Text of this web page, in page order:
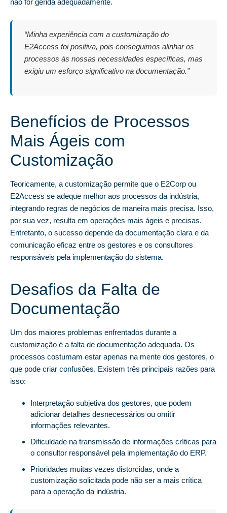
não for gerida adequadamente.
“Minha experiência com a customização do
E2Access foi positiva, pois conseguimos alinhar os
processos às nossas necessidades específicas, mas
exigiu um esforço significativo na documentação.”
Benefícios de Processos
Mais Ágeis com
Customização
Teoricamente, a customização permite que o E2Corp ou
E2Access se adeque melhor aos processos da indústria,
integrando regras de negócios de maneira mais precisa. Isso,
por sua vez, resulta em operações mais ágeis e precisas.
Entretanto, o sucesso depende da documentação clara e da
comunicação eficaz entre os gestores e os consultores
responsáveis pela implementação do sistema.
Desafios da Falta de
Documentação
Um dos maiores problemas enfrentados durante a
customização é a falta de documentação adequada. Os
processos costumam estar apenas na mente dos gestores, o
que pode criar confusões. Existem três principais razões para
isso:
Interpretação subjetiva dos gestores, que podem
adicionar detalhes desnecessários ou omitir
informações relevantes.
Dificuldade na transmissão de informações críticas para
o consultor responsável pela implementação do ERP.
Prioridades muitas vezes distorcidas, onde a
customização solicitada pode não ser a mais crítica
para a operação da indústria.